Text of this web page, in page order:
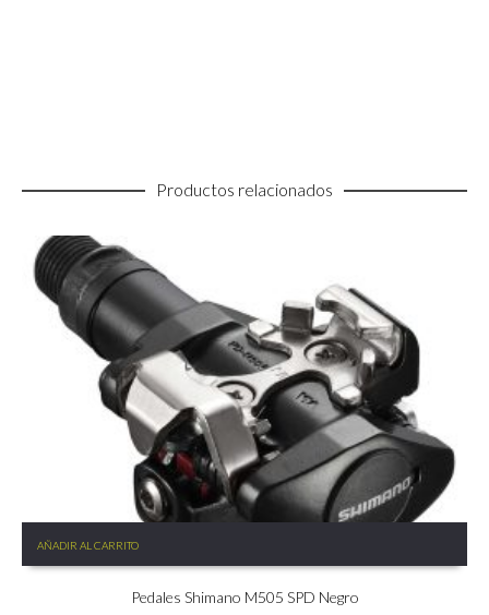
Productos relacionados
AÑADIR AL CARRITO
Pedales Shimano M505 SPD Negro